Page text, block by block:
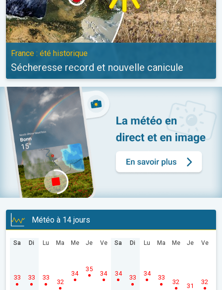
France : été historique
Sécheresse record et nouvelle canicule
Météo à 14 jours
Sa
33
Di
33
Lu
33
Ma
32
Me
34
Je
35
Ve
34
Sa
34
Di
33
Lu
34
Ma
33
Me
32
Je
31
Ve
32